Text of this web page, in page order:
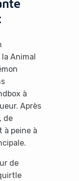
Animal
à
Après
de
à peine à
de